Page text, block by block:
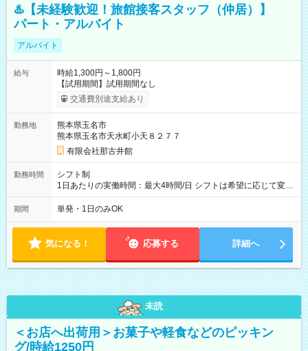
♨️【未経験歓迎！旅館接客スタッフ（仲居）】
パート・アルバイト
アルバイト
給与
時給1,300円～1,800円
【試用期間】試用期間なし
交通費別途支給あり
勤務地
熊本県玉名市
熊本県玉名市天水町小天８２７７
有限会社那古井館
勤務時間
シフト制
1日あたりの実働時間：最大4時間/日 シフトは希望に応じて変更
します。
期間 単発・1日のみOK
気になる！ 応募する 詳細へ
未読
＜お店へ出荷用＞お菓子や軽食などのピッキン
グ/時給1250円